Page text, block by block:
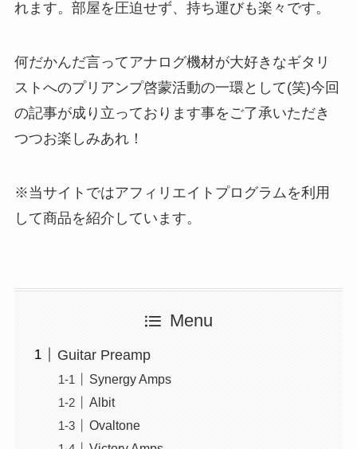
れます。部屋を圧迫せず、持ち運びも楽々です。
何だかんだ言ってアナログ機材が大好きなギタリ
ストへのプリアンプ啓蒙活動の一環として(笑)今回
の記事が成り立っております事をご了承いただき
つつお楽しみあれ！
※当サイトではアフィリエイトプログラムを利用
して商品を紹介しています。
Menu
Guitar Preamp
Synergy Amps
Albit
Ovaltone